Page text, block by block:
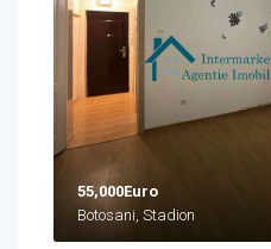
55,000Euro
Botosani, Stadion